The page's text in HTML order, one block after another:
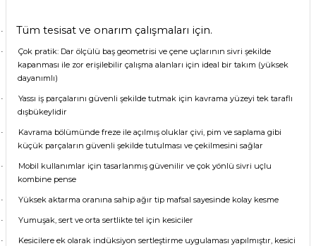
· Tüm tesisat ve onarım çalışmaları için.
·
Çok pratik: Dar ölçülü baş geometrisi ve çene uçlarının sivri şekilde
kapanması ile zor erişilebilir çalışma alanları için ideal bir takım (yüksek
dayanımlı)
·
Yassı iş parçalarını güvenli şekilde tutmak için kavrama yüzeyi tek taraflı
dışbükeylidir
·
Kavrama bölümünde freze ile açılmış oluklar çivi, pim ve saplama gibi
küçük parçaların güvenli şekilde tutulması ve çekilmesini sağlar
·
Mobil kullanımlar için tasarlanmış güvenilir ve çok yönlü sivri uçlu
kombine pense
· Yüksek aktarma oranına sahip ağır tip mafsal sayesinde kolay kesme
· Yumuşak, sert ve orta sertlikte tel için kesiciler
·
Kesicilere ek olarak indüksiyon sertleştirme uygulaması yapılmıştır, kesici